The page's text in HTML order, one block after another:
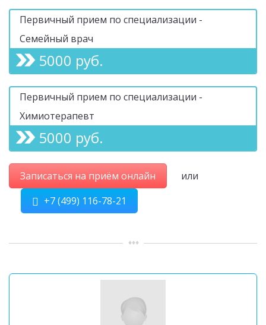
Первичный прием по специализации -
Семейный врач
5000 руб.
Первичный прием по специализации -
Химиотерапевт
5000 руб.
Записаться на приём онлайн
или
+7 (499) 116-78-21